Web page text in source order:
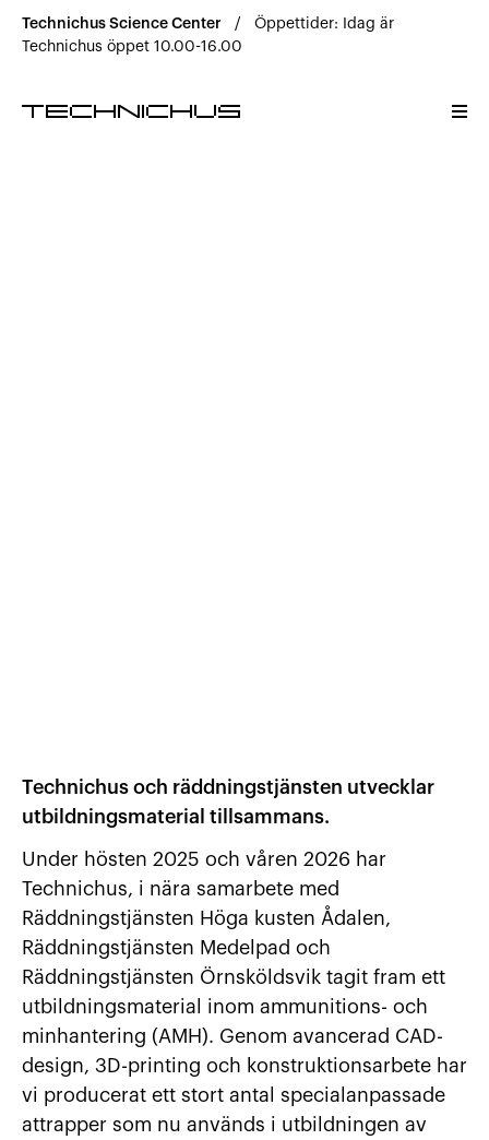
Roliga vetenskapliga äventyr för hela familjen.
Öppettider & Priser
Technichus Science Center /
Öppettider: Idag är
Technichus öppet 10.00-16.00
Technichus och räddningstjänsten utvecklar
utbildningsmaterial tillsammans.
Under hösten 2025 och våren 2026 har
Technichus, i nära samarbete med
Räddningstjänsten Höga kusten Ådalen,
Räddningstjänsten Medelpad och
Räddningstjänsten Örnsköldsvik tagit fram ett
utbildningsmaterial inom ammunitions- och
minhantering (AMH). Genom avancerad CAD-
design, 3D-printing och konstruktionsarbete har
vi producerat ett stort antal specialanpassade
attrapper som nu används i utbildningen av